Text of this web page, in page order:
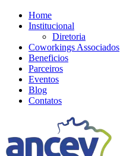
Home
Institucional
Diretoria
Coworkings Associados
Beneficios
Parceiros
Eventos
Blog
Contatos